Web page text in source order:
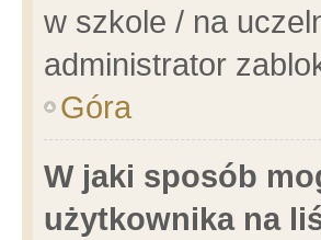
w szkole / na
administrator
Góra
W jaki sposób
użytkownika na